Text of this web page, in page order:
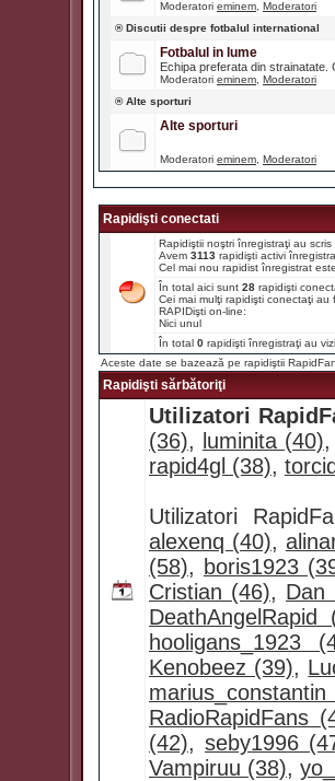
Moderatori eminem Moderatori
® Discutii despre fotbalul international
Fotbalul in lume
Echipa preferata din strainatate.
Moderatori eminem Moderatori
® Alte sporturi
Alte sporturi
Moderatori eminem Moderatori
Rapidişti conectati
Rapidiştii noştri înregistraţi au
Avem 3113 rapidişti activi
Cel mai nou rapidist înregistrat
În total aici sunt 28 rapidişti
Cei mai mulţi rapidişti conectaţi au
RAPIDişti on-line:
Nici unul
În total 0 rapidişti înregistraţi au
Aceste date se bazează pe rapidiştii
Rapidişti sărbătoriţi
Utilizatori
(36), luminita (40),
rapid4gl (38),
Utilizatori
alexenq (40),
(58), boris1923
Cristian (46), Dan
DeathAngelRapid
hooligans_1923
Kenobeez (39),
RadioRapidFans
(42), seby1996
Vampiruu (38),